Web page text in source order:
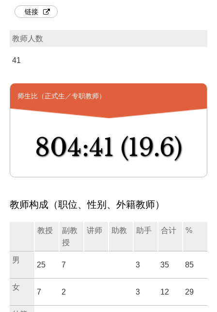
链接
教师人数
41
师生比（正式生／专职教师）
804:41 (19.6)
教师构成（职位、性别、外籍教师）
教授
副教
授
讲师 助教 助手 合计 %
男
25 7 3 35 85
女
7 2 3 12 29